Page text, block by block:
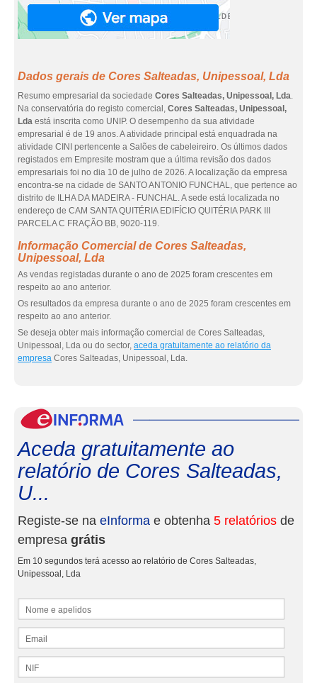
Dados gerais de Cores Salteadas, Unipessoal, Lda
Resumo empresarial da sociedade Cores Salteadas, Unipessoal, Lda.
Na conservatória do registo comercial, Cores Salteadas, Unipessoal,
Lda está inscrita como UNIP. O desempenho da sua atividade
empresarial é de 19 anos. A atividade principal está enquadrada na
atividade CINI pertencente a Salões de cabeleireiro. Os últimos dados
registados em Empresite mostram que a última revisão dos dados
empresariais foi no dia 10 de julho de 2026. A localização da empresa
encontra-se na cidade de SANTO ANTONIO FUNCHAL, que pertence ao
distrito de ILHA DA MADEIRA - FUNCHAL. A sede está localizada no
endereço de CAM SANTA QUITÉRIA EDIFÍCIO QUITÉRIA PARK III
PARCELA C FRAÇÃO BB, 9020-119.
Informação Comercial de Cores Salteadas,
Unipessoal, Lda
As vendas registadas durante o ano de 2025 foram crescentes em
respeito ao ano anterior.
Os resultados da empresa durante o ano de 2025 foram crescentes em
respeito ao ano anterior.
Se deseja obter mais informação comercial de Cores Salteadas,
Unipessoal, Lda ou do sector, aceda gratuitamente ao relatório da
empresa Cores Salteadas, Unipessoal, Lda.
Aceda gratuitamente ao
relatório de Cores Salteadas,
U...
Registe-se na eInforma e obtenha 5 relatórios de
empresa grátis
Em 10 segundos terá acesso ao relatório de Cores Salteadas,
Unipessoal, Lda